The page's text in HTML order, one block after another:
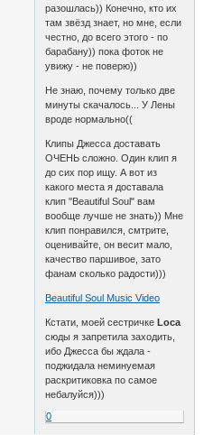
разошлась)) Конечно, кто их
там звёзд знает, но мне, если
честно, до всего этого - по
барабану)) пока фоток не
увижу - не поверю))
Не знаю, почему только две
минуты скачалось... У Лены
вроде нормально((
Клипы Джесса доставать
ОЧЕНЬ сложно. Один клип я
до сих пор ищу. А вот из
какого места я доставала
клип "Beautiful Soul" вам
вообще лучше не знать)) Мне
клип понравился, смтрите,
оценивайте, он весит мало,
качество паршивое, зато
фанам сколько радости)))
Beautiful Soul Music Video
Кстати, моей сестричкеLoсa
сюды я запретила заходить,
ибо Джесса бы ждала -
поджидала неминуемая
раскритиковка по самое
небалуйся)))
0